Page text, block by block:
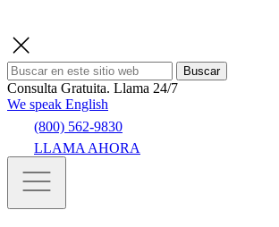
Buscar
Consulta Gratuita. Llama 24/7
We speak English
(800) 562-9830
LLAMA AHORA